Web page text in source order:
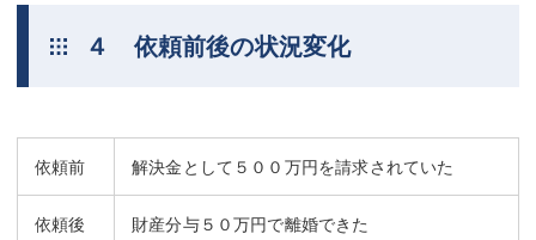
４ 依頼前後の状況変化
依頼前 解決金として５００万円を請求されていた
依頼後 財産分与５０万円で離婚できた